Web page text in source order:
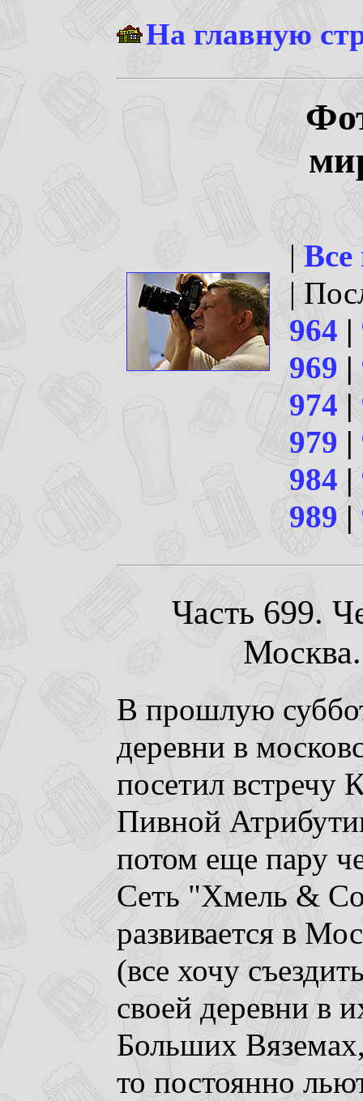
На главную
|
|
964 |
969 |
974|
979 |
984 |
989|
Часть 699.
В прошлую
деревни в
посетил встречу
Пивной
потом еще пару
Сеть "Хмель &
развивается в
(все хочу
своей деревни в
Больших
то постоянно